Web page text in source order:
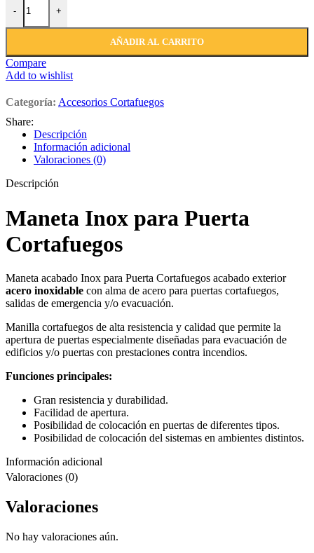
- +
AÑADIR AL CARRITO
Compare
Add to wishlist
Categoría: Accesorios Cortafuegos
Share:
Descripción
Información adicional
Valoraciones (0)
Descripción
Maneta Inox para Puerta
Cortafuegos
Maneta acabado Inox para Puerta Cortafuegos acabado exterior
acero inoxidable con alma de acero para puertas cortafuegos,
salidas de emergencia y/o evacuación.
Manilla cortafuegos de alta resistencia y calidad que permite la
apertura de puertas especialmente diseñadas para evacuación de
edificios y/o puertas con prestaciones contra incendios.
Funciones principales:
Gran resistencia y durabilidad.
Facilidad de apertura.
Posibilidad de colocación en puertas de diferentes tipos.
Posibilidad de colocación del sistemas en ambientes distintos.
Información adicional
Valoraciones (0)
Valoraciones
No hay valoraciones aún.